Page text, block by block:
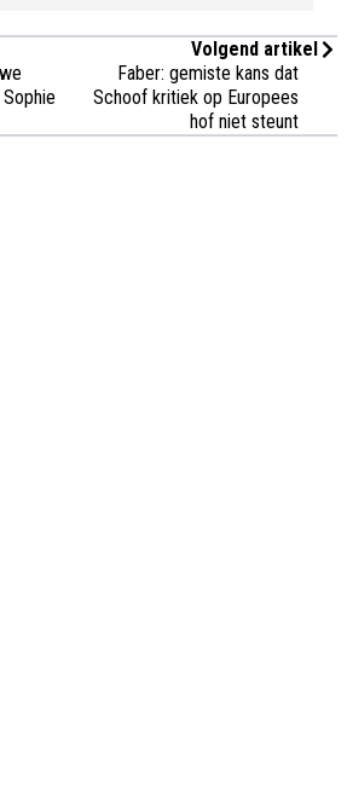
Volgend artikel
Faber: gemiste kans dat
Schoof kritiek op Europees
hof niet steunt